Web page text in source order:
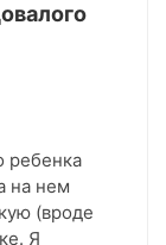
ребенка
на нем
(вроде
Я